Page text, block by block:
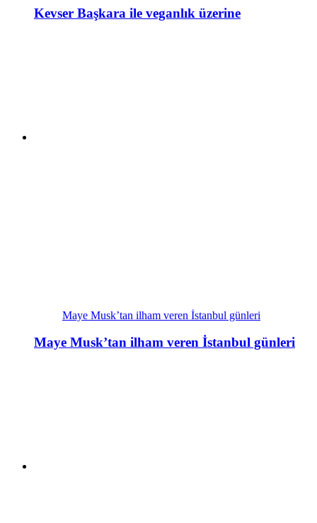
Kevser Başkara ile veganlık üzerine
Maye Musk’tan ilham veren İstanbul günleri
Maye Musk’tan ilham veren İstanbul günleri